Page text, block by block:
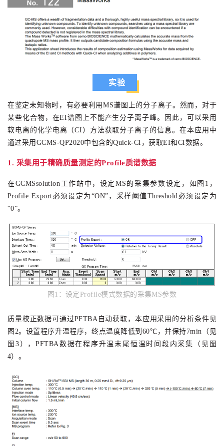
实验
在鉴定未知物时，有必要利用MS谱图上的分子离子。然而，对于
某些化合物，在EI谱图上不能产生分子离子峰。因此，
可以采用
软电离的化学电离（CI）方法获取分子离子的信息。在本应用中
通过采用GCMS-QP2020中包含的Quick-CI，获取EI和CI数据。
1. 采集用于精确质量测定的Profile质谱数据
在GCMSsolution工作站中，设定MS的采集参数设定，如图1，
Profile Export必须设定为“ON”，采样阈值Threshold必须 设定 为
“0”。
图1 ：设定Profile模式数据的采集MS参数
质量校正数据可通过PFTBA自动获取，本应用采用的分析条件见
图2。设置程序升温程序，终点温度降低到60℃，并保持7min（见
图3），PFTBA数据在程序升温末尾恒温时间段内采集（见图
4）。